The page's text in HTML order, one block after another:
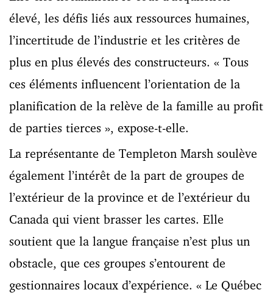
élevé, les défis liés aux ressources humaines,
l’incertitude de l’industrie et les critères de
plus en plus élevés des constructeurs. « Tous
ces éléments influencent l’orientation de la
planification de la relève de la famille au profit
de parties tierces », expose-t-elle.
La représentante de Templeton Marsh soulève
également l’intérêt de la part de groupes de
l’extérieur de la province et de l’extérieur du
Canada qui vient brasser les cartes. Elle
soutient que la langue française n’est plus un
obstacle, que ces groupes s’entourent de
gestionnaires locaux d’expérience. « Le Québec